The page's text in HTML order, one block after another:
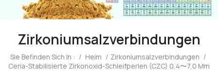
Zirkoniumsalzverbindungen
Sie Befinden Sich In : / Heim / Zirkoniumsalzverbindungen /
Ceria-Stabilisierte Zirkonoxid-Schleifperlen (CZC) 0,4〜7,0 Mm